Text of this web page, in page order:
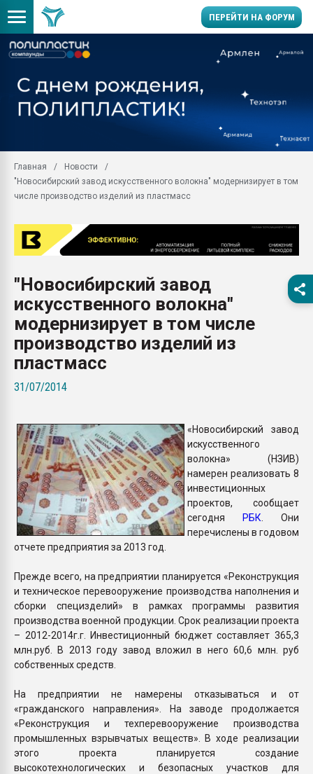
ПЕРЕЙТИ НА ФОРУМ
Вакуум-формовочные
28.07.2026
Всё, что касается
бутылок
вакуумного
Продам отходы
поликарбоната и АБС-
Armaloy PC/ABS-1IM
Главная
Новости
"Новосибирский завод искусственного волокна" модернизирует в том
числе производство изделий из пластмасс
"Новосибирский завод
искусственного волокна"
модернизирует в том числе
производство изделий из
пластмасс
31/07/2014
«Новосибирский завод
искусственного
волокна» (НЗИВ)
намерен реализовать 8
инвестиционных
проектов, сообщает
сегодня РБК . Они
перечислены в годовом
отчете предприятия за 2013 год.
Прежде всего, на предприятии планируется «Реконструкция
и техническое перевооружение производства наполнения и
сборки специзделий» в рамках программы развития
производства военной продукции. Срок реализации проекта
– 2012-2014г.г. Инвестиционный бюджет составляет 365,3
млн.руб. В 2013 году завод вложил в него 60,6 млн. руб
собственных средств.
На предприятии не намерены отказываться и от
«гражданского направления». На заводе продолжается
«Реконструкция и техперевооружение производства
промышленных взрывчатых веществ». В ходе реализации
этого проекта планируется создание
высокотехнологических и безопасных участков для